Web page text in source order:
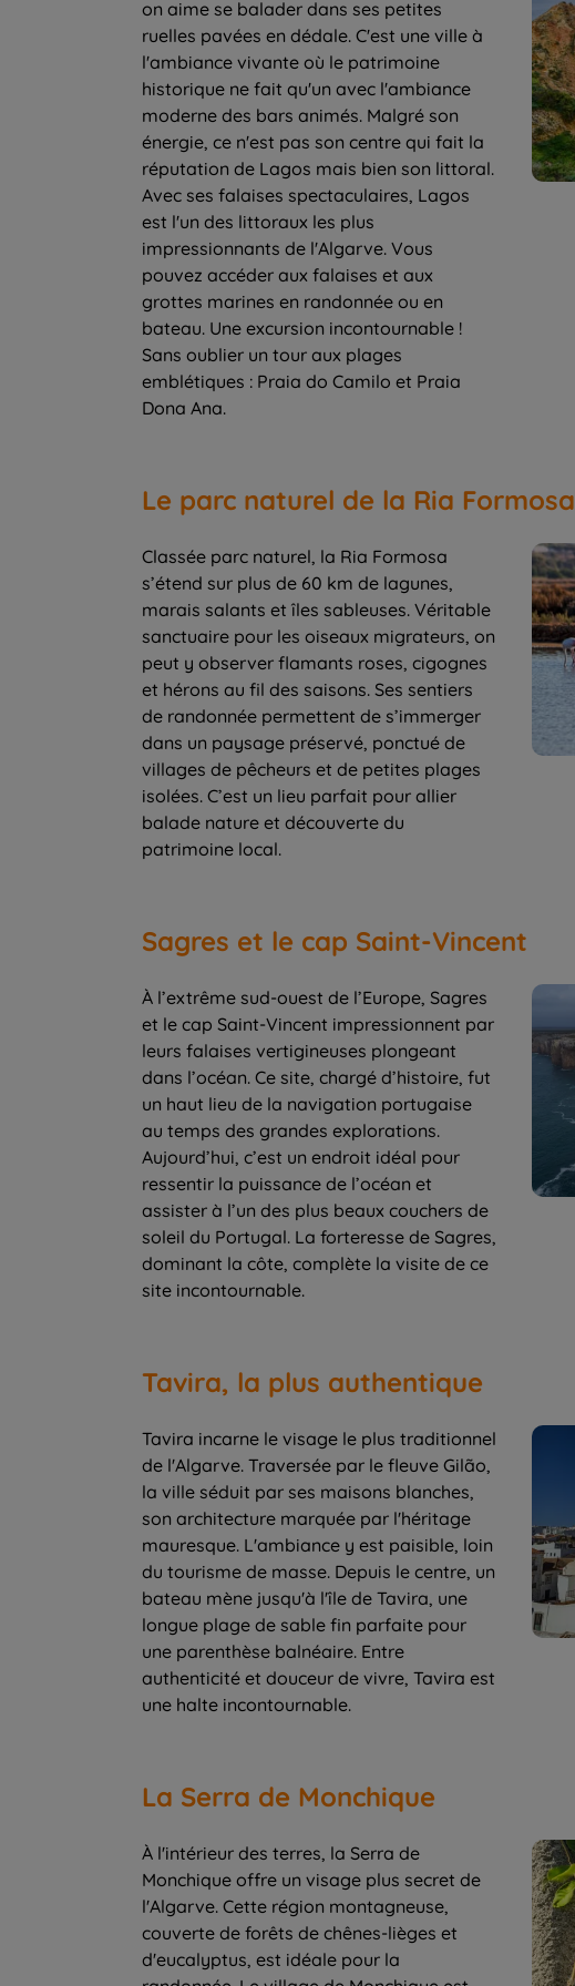
on aime se balader dans ses petites
ruelles pavées en dédale. C'est une ville à
l'ambiance vivante où le patrimoine
historique ne fait qu'un avec l'ambiance
moderne des bars animés. Malgré son
énergie, ce n'est pas son centre qui fait la
réputation de Lagos mais bien son littoral.
Avec ses falaises spectaculaires, Lagos
est l'un des littoraux les plus
impressionnants de l'Algarve. Vous
pouvez accéder aux falaises et aux
grottes marines en randonnée ou en
bateau. Une excursion incontournable !
Sans oublier un tour aux plages
emblétiques : Praia do Camilo et Praia
Dona Ana.
Le parc naturel de la Ria Formosa
Classée parc naturel, la Ria Formosa
s’étend sur plus de 60 km de lagunes,
marais salants et îles sableuses. Véritable
sanctuaire pour les oiseaux migrateurs, on
peut y observer flamants roses, cigognes
et hérons au fil des saisons. Ses sentiers
de randonnée permettent de s’immerger
dans un paysage préservé, ponctué de
villages de pêcheurs et de petites plages
isolées. C’est un lieu parfait pour allier
balade nature et découverte du
patrimoine local.
Sagres et le cap Saint-Vincent
À l’extrême sud-ouest de l’Europe, Sagres
et le cap Saint-Vincent impressionnent par
leurs falaises vertigineuses plongeant
dans l’océan. Ce site, chargé d’histoire, fut
un haut lieu de la navigation portugaise
au temps des grandes explorations.
Aujourd’hui, c’est un endroit idéal pour
ressentir la puissance de l’océan et
assister à l’un des plus beaux couchers de
soleil du Portugal. La forteresse de Sagres,
dominant la côte, complète la visite de ce
site incontournable.
Tavira, la plus authentique
Tavira incarne le visage le plus traditionnel
de l'Algarve. Traversée par le fleuve Gilão,
la ville séduit par ses maisons blanches,
son architecture marquée par l'héritage
mauresque. L'ambiance y est paisible, loin
du tourisme de masse. Depuis le centre, un
bateau mène jusqu'à l'île de Tavira, une
longue plage de sable fin parfaite pour
une parenthèse balnéaire. Entre
authenticité et douceur de vivre, Tavira est
une halte incontournable.
La Serra de Monchique
À l'intérieur des terres, la Serra de
Monchique offre un visage plus secret de
l'Algarve. Cette région montagneuse,
couverte de forêts de chênes-lièges et
d'eucalyptus, est idéale pour la